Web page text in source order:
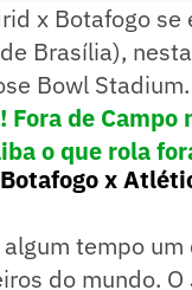
x Botafogo se
Brasília),
Bowl Stadium.
Fora de Campo
o que rola
x
tempo
do mundo. O